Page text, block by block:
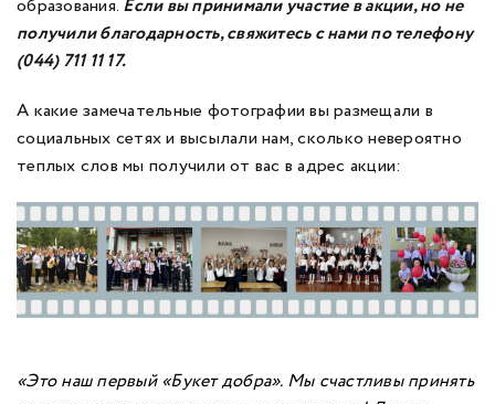
образования. Если вы принимали участие в акции, но не
получили благодарность, свяжитесь с нами по телефону
(044) 711 11 17.
А какие замечательные фотографии вы размещали в
социальных сетях и высылали нам, сколько невероятно
теплых слов мы получили от вас в адрес акции:
«Это наш первый «Букет добра». Мы счастливы принять